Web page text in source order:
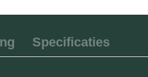
Specificaties